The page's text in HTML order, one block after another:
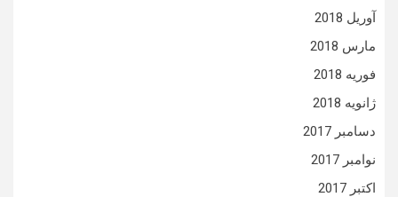
آوریل 2018
مارس 2018
فوریه 2018
ژانویه 2018
دسامبر 2017
نوامبر 2017
اکتبر 2017